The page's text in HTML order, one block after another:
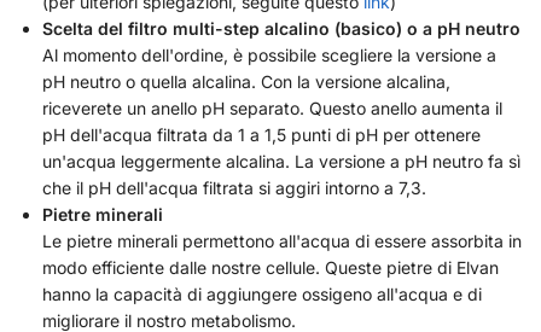
Scelta del filtro multi-step alcalino (basico) o a pH neutro
Al momento dell'ordine, è possibile scegliere la versione a
pH neutro o quella alcalina. Con la versione alcalina,
riceverete un anello pH separato. Questo anello aumenta il
pH dell'acqua filtrata da 1 a 1,5 punti di pH per ottenere
un'acqua leggermente alcalina. La versione a pH neutro fa sì
che il pH dell'acqua filtrata si aggiri intorno a 7,3.
Pietre minerali
Le pietre minerali permettono all'acqua di essere assorbita in
modo efficiente dalle nostre cellule. Queste pietre di Elvan
hanno la capacità di aggiungere ossigeno all'acqua e di
migliorare il nostro metabolismo.